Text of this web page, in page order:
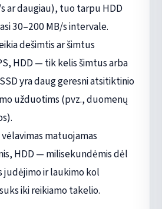
ar daugiau), tuo tarpu HDD
30–200 MB/s intervale.
dešimtis ar šimtus
HDD — tik kelis šimtus arba
yra daug geresni atsitiktinio
užduotims (pvz., duomenų
matuojamas
HDD — milisekundėmis dėl
judėjimo ir laukimo kol
iki reikiamo takelio.